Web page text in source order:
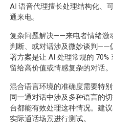
AI 语音代理擅长处理结构化、
通来电。
复杂问题解决——来电者情绪激
判断、或对话涉及微妙谈判——
署方案是让 AI 处理常规的 70%
留给高价值或情感复杂的对话。
混合语言环境的准确度需要特
同一通对话中涉及多种语言的
台都能有效处理这种情况。建
实际通话场景进行测试。